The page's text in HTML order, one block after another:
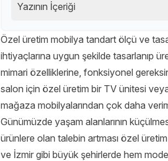
Yazının İçeriği
Özel üretim mobilya tandart ölçü ve
ihtiyaçlarına uygun şekilde tasarlanıp
mimari özelliklerine, fonksiyonel
salon için özel üretim bir TV ünitesi
mağaza mobilyalarından çok daha
Günümüzde yaşam alanlarının
ürünlere olan talebin artması özel
ve İzmir gibi büyük şehirlerde hem